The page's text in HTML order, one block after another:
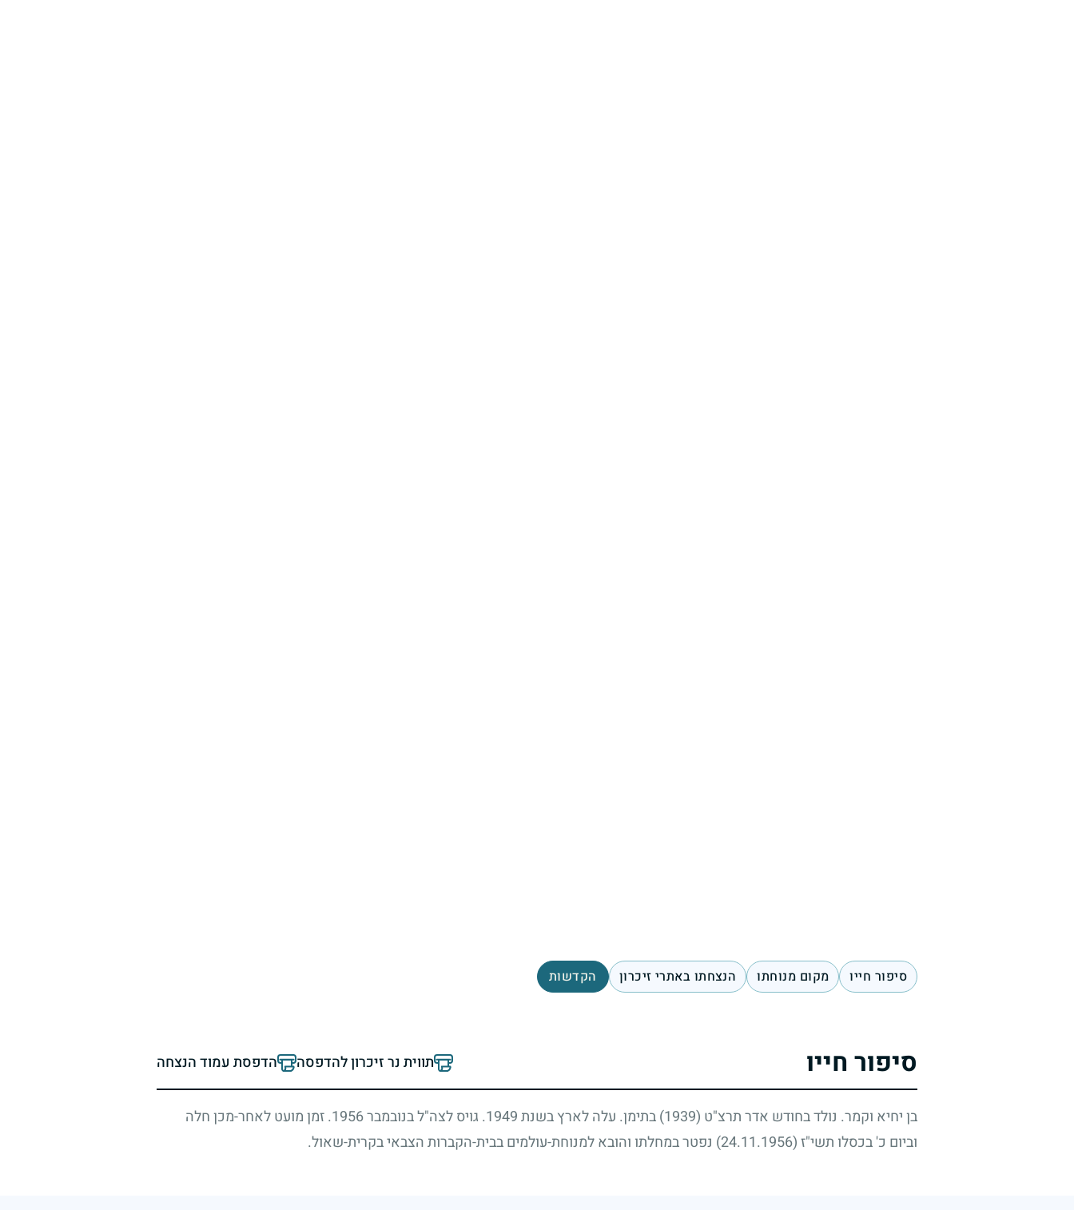
סיפור חייו מקום מנוחתו הנצחתו באתרי זיכרון הקדשות
סיפור חייו תווית נר זיכרון להדפסה הדפסת עמוד הנצחה
בן יחיא וקמר. נולד בחודש אדר תרצ"ט (1939) בתימן. עלה לארץ בשנת1949. גויס לצה"ל בנובמבר1956. זמן מועט לאחר-מכן חלה
וביום כ' בכסלו תשי"ז(24.11.1956) נפטר במחלתו והובא למנוחת-עולמים בבית-הקברות הצבאי בקרית-שאול.